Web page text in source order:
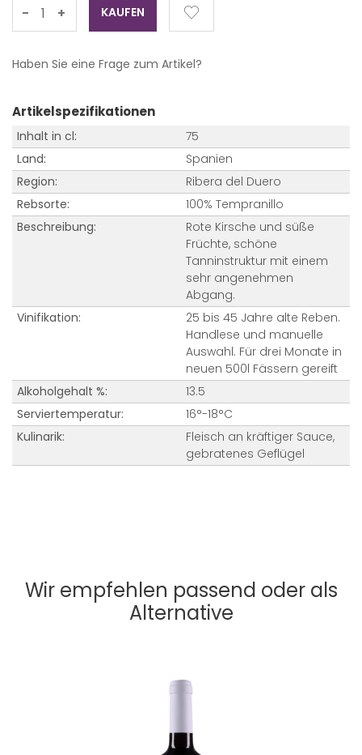
- +
Haben Sie eine Frage zum Artikel?
Artikelspezifikationen
Inhalt in cl:
75
Land:
Spanien
Region:
Ribera del Duero
Rebsorte:
100% Tempranillo
Beschreibung:
Rote Kirsche und süße
Früchte, schöne
Tanninstruktur mit einem
sehr angenehmen
Abgang.
Vinifikation:
25 bis 45 Jahre alte Reben.
Handlese und manuelle
Auswahl. Für drei Monate in
neuen 500l Fässern gereift
Alkoholgehalt %:
13.5
Serviertemperatur:
16°-18°C
Kulinarik:
Fleisch an kräftiger Sauce,
gebratenes Geflügel
Wir empfehlen passend oder als
Alternative